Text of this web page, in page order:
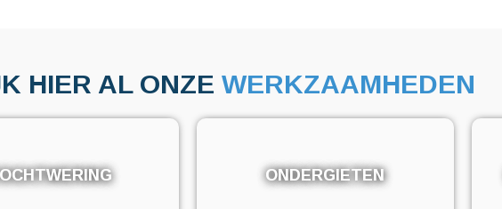
HIER AL ONZE WERKZAAMHEDEN
ONDERGIETEN
ONDERGIETEN